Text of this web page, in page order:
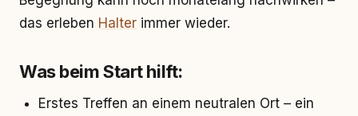
das erleben Halter immer wieder.
Was beim Start hilft:
Erstes Treffen an einem neutralen Ort – ein